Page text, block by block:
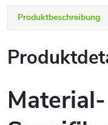
Produktbeschreibung
Material-